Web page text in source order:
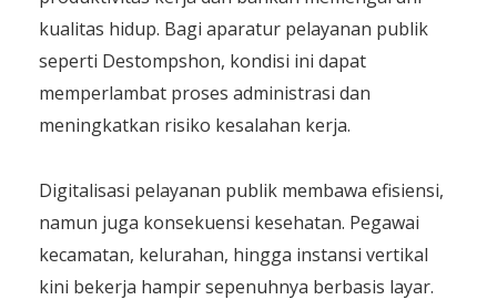
kualitas hidup. Bagi aparatur pelayanan publik
seperti Destompshon, kondisi ini dapat
memperlambat proses administrasi dan
meningkatkan risiko kesalahan kerja.
Digitalisasi pelayanan publik membawa efisiensi,
namun juga konsekuensi kesehatan. Pegawai
kecamatan, kelurahan, hingga instansi vertikal
kini bekerja hampir sepenuhnya berbasis layar.